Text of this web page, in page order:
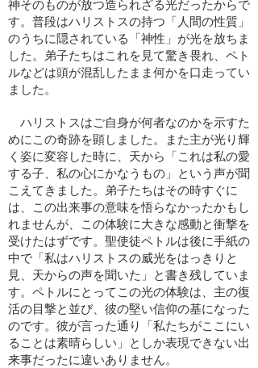
神そのものが放つ造られざる光だったからで
す。普段はハリストスの持つ「人間の性質」
のうちに隠されている「神性」が光を放ちま
した。弟子たちはこれを見て驚き畏れ、ペト
ルなどは頭が混乱したまま何かを口走ってい
ました。
ハリストスはご自身が何者なのかを示すた
めにこの奇跡を顕しました。また主が光り輝
く姿に変容した時に、天から「これは私の愛
する子、私の心にかなうもの」という声が聞
こえてきました。弟子たちはその時すぐに
は、この出来事の意味を悟らなかったかもし
れませんが、この体験に大きな感動と衝撃を
受けたはずです。聖使徒ペトルは後に手紙の
中で「私はハリストスの威光をはっきりと
見、天からの声を聞いた」と書き残していま
す。ペトルにとってこの光の体験は、主の復
活の目撃と並び、彼の堅い信仰の基になった
のです。彼が言った通り「私たちがここにい
ることは素晴らしい」としか表現できない出
来事だったに違いありません。